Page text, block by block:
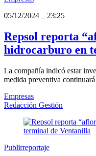
05/12/2024
23:25
Repsol reporta
hidrocarburo en
La compañía indicó estar
medida preventiva
Empresas
Redacción Gestión
Publirreportaje